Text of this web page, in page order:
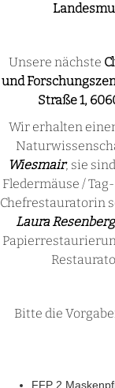
Unsere nächste
und
Straße 1,
Wir erhalten
Wiesmair, sie
Fledermäuse /
Chefrestauratorin
Laura Resenberg
Bitte die
FFP 2